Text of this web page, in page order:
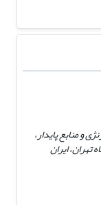
و منابع پایدار،
ایران